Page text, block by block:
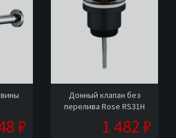
₽
Донный клапан без
перелива Rose RS31H
1 482 ₽